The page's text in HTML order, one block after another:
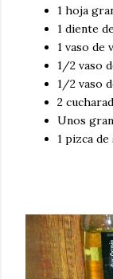
1 hoja
1 diente
1 vaso de
1/2 vaso
1/2 vaso
2
Unos
1 pizca